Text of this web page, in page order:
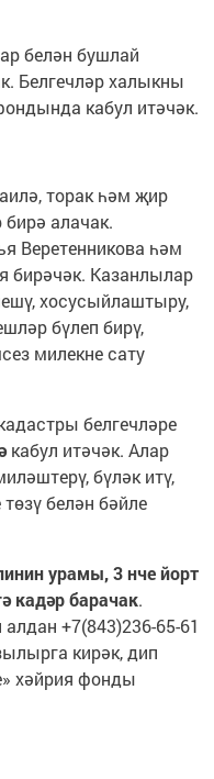
белән бушлай
Белгечләр халыкны
кабул итәчәк.
торак һәм җир
алачак.
Веретенникова һәм
бирәчәк. Казанлылар
хосусыйлаштыру,
бүлеп бирү,
милекне сату
белгечләре
кабул итәчәк. Алар
бүләк итү,
белән бәйле
урамы, 3 нче йорт
кадәр барачак.
+7(843)236-65-61
кирәк, дип
хәйрия фонды